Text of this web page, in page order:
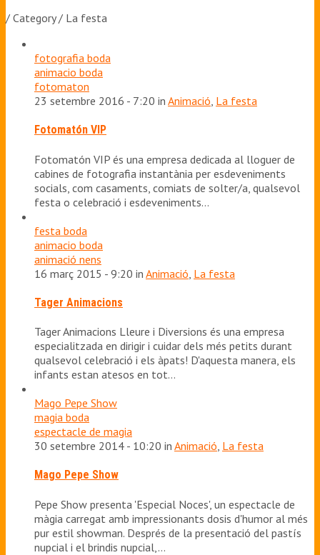
/ Category / La festa
fotografia boda
animacio boda
fotomaton
23 setembre 2016 - 7:20 in Animació, La festa
Fotomatón VIP
Fotomatón VIP és una empresa dedicada al lloguer de
cabines de fotografia instantània per esdeveniments
socials, com casaments, comiats de solter/a, qualsevol
festa o celebració i esdeveniments…
festa boda
animacio boda
animació nens
16 març 2015 - 9:20 in Animació La festa
Tager Animacions
Tager Animacions Lleure i Diversions és una empresa
especialitzada en dirigir i cuidar dels més petits durant
qualsevol celebració i els àpats! D'aquesta manera, els
infants estan atesos en tot…
Mago Pepe Show
magia boda
espectacle de magia
30 setembre 2014 - 10:20 in Animació, La festa
Mago Pepe Show
Pepe Show presenta 'Especial Noces', un espectacle de
màgia carregat amb impressionants dosis d'humor al més
pur estil showman. Després de la presentació del pastís
nupcial i el brindis nupcial,…